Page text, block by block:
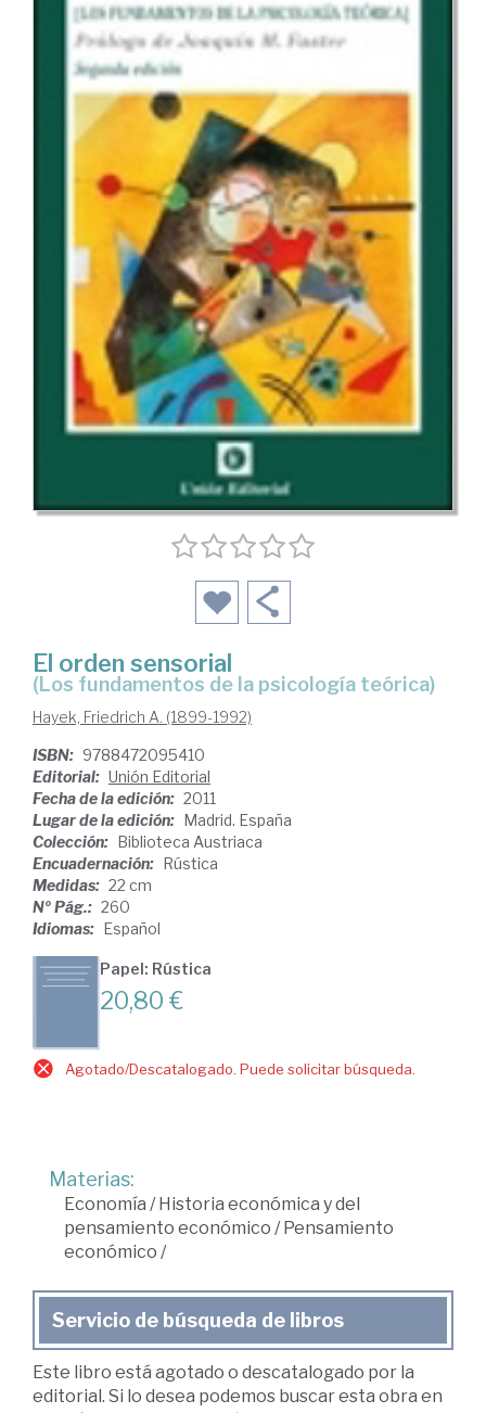
El orden sensorial
(los fundamentos de la psicología teórica)
Hayek, Friedrich A. (1899-1992)
ISBN: 9788472095410
Editorial: Unión Editorial
Fecha de la edición: 2011
Lugar de la edición: Madrid. España
Colección: Biblioteca Austriaca
Encuadernación: Rústica
Medidas: 22 cm
Nº Pág.: 260
Idiomas: Español
Papel: Rústica
20,80 €
Agotado/Descatalogado. Puede solicitar búsqueda.
Materias:
Economía / Historia económica y del
pensamiento económico / Pensamiento
económico /
Servicio de búsqueda de libros
Este libro está agotado o descatalogado por la
editorial. Si lo desea podemos buscar esta obra en